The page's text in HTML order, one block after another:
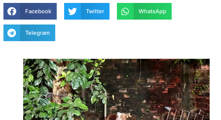
Facebook Twitter WhatsApp
Telegram